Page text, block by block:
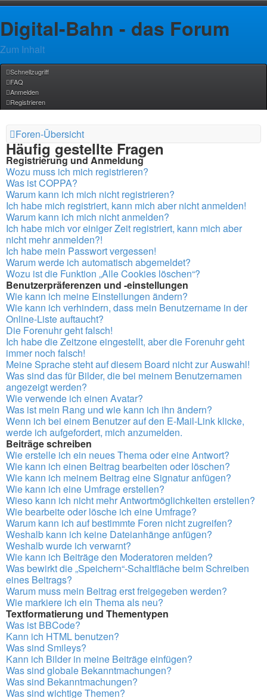
Digital-Bahn - das Forum
Zum Inhalt
Schnellzugriff
FAQ
Anmelden
Registrieren
Foren-Übersicht
Häufig gestellte Fragen
Registrierung und Anmeldung
Wozu muss ich mich registrieren?
Was ist COPPA?
Warum kann ich mich nicht registrieren?
Ich habe mich registriert, kann mich aber nicht anmelden!
Warum kann ich mich nicht anmelden?
Ich habe mich vor einiger Zeit registriert, kann mich aber
nicht mehr anmelden?!
Ich habe mein Passwort vergessen!
Warum werde ich automatisch abgemeldet?
Wozu ist die Funktion „Alle Cookies löschen“?
Benutzerpräferenzen und -einstellungen
Wie kann ich meine Einstellungen ändern?
Wie kann ich verhindern, dass mein Benutzername in der
Online-Liste auftaucht?
Die Forenuhr geht falsch!
Ich habe die Zeitzone eingestellt, aber die Forenuhr geht
immer noch falsch!
Meine Sprache steht auf diesem Board nicht zur Auswahl!
Was sind das für Bilder, die bei meinem Benutzernamen
angezeigt werden?
Wie verwende ich einen Avatar?
Was ist mein Rang und wie kann ich ihn ändern?
Wenn ich bei einem Benutzer auf den E-Mail-Link klicke,
werde ich aufgefordert, mich anzumelden.
Beiträge schreiben
Wie erstelle ich ein neues Thema oder eine Antwort?
Wie kann ich einen Beitrag bearbeiten oder löschen?
Wie kann ich meinem Beitrag eine Signatur anfügen?
Wie kann ich eine Umfrage erstellen?
Wieso kann ich nicht mehr Antwortmöglichkeiten erstellen?
Wie bearbeite oder lösche ich eine Umfrage?
Warum kann ich auf bestimmte Foren nicht zugreifen?
Weshalb kann ich keine Dateianhänge anfügen?
Weshalb wurde ich verwarnt?
Wie kann ich Beiträge den Moderatoren melden?
Was bewirkt die „Speichern“-Schaltfläche beim Schreiben
eines Beitrags?
Warum muss mein Beitrag erst freigegeben werden?
Wie markiere ich ein Thema als neu?
Textformatierung und Thementypen
Was ist BBCode?
Kann ich HTML benutzen?
Was sind Smileys?
Kann ich Bilder in meine Beiträge einfügen?
Was sind globale Bekanntmachungen?
Was sind Bekanntmachungen?
Was sind wichtige Themen?